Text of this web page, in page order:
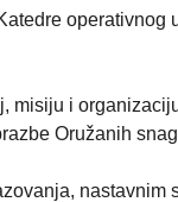
operativnog
misiju i
Oružanih
nastavnim